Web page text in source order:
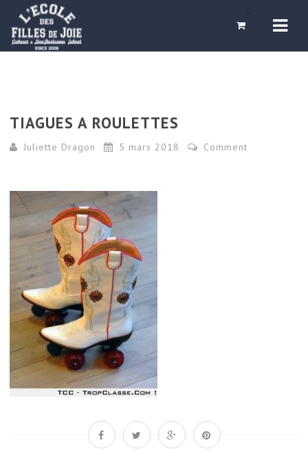
0
TIAGUES A ROULETTES
Juliette Dragon 5 mars 2018 Comment